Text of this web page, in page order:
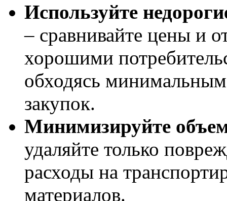
Используйте
– сравнивайте цены и
хорошими
обходясь
закупок.
Минимизируйте
удаляйте только
расходы на
материалов.